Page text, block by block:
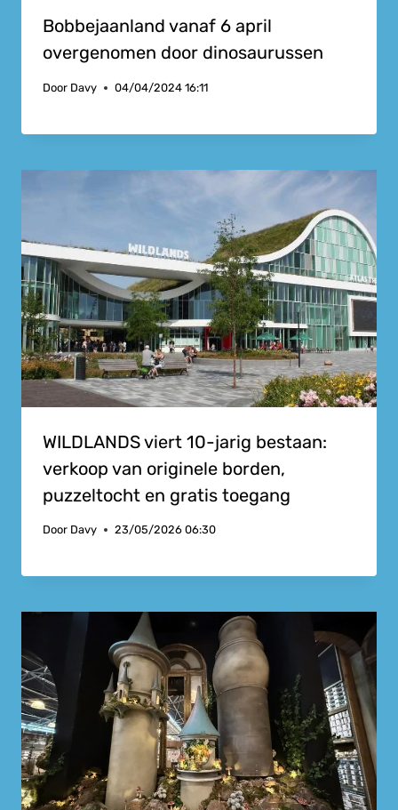
Bobbejaanland vanaf 6 april
overgenomen door dinosaurussen
Door Davy 04/04/2024 16:11
WILDLANDS viert 10-jarig bestaan:
verkoop van originele borden,
puzzeltocht en gratis toegang
Door Davy 23/05/2026 06:30